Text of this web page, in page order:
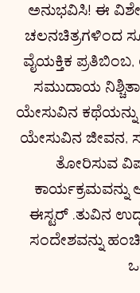
ಅನುಭವಿಸಿ! ಈ
ಚಲನಚಿತ್ರಗಳಿಂದ
ವೈಯಕ್ತಿಕ
ಸಮುದಾಯ
ಯೇಸುವಿನ ಕಥೆಯನ್ನು
ಯೇಸುವಿನ ಜೀವನ,
ತೋರಿಸುವ
ಕಾರ್ಯಕ್ರಮವನ್ನು
ಈಸ್ಟರ್ .ತುವಿನ
ಸಂದೇಶವನ್ನು